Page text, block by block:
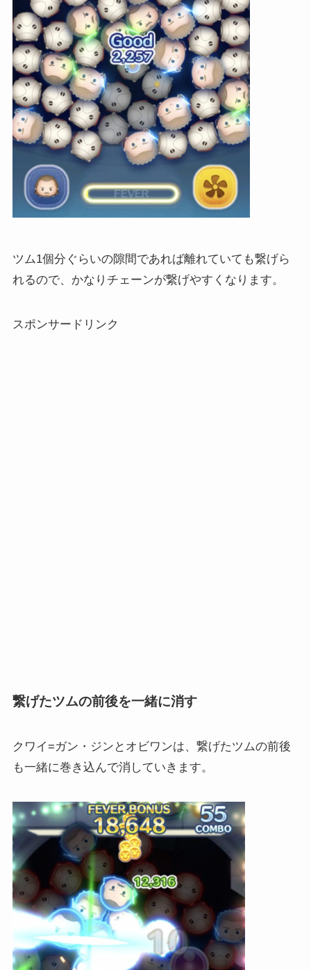
ツム1個分ぐらいの隙間であれば離れていても繋げら
れるので、かなりチェーンが繋げやすくなります。
スポンサードリンク
繋げたツムの前後を一緒に消す
クワイ=ガン・ジンとオビワンは、繋げたツムの前後
も一緒に巻き込んで消していきます。